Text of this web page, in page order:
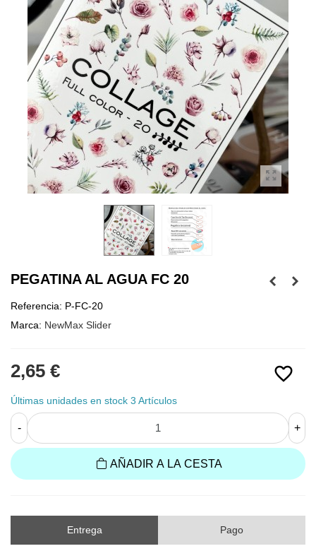
PEGATINA AL AGUA FC 20
Referencia: P-FC-20
Marca: NewMax Slider
favorite_border
2,65 €
Últimas unidades en stock 3 Artículos
- +
AÑADIR A LA CESTA
Entrega Pago